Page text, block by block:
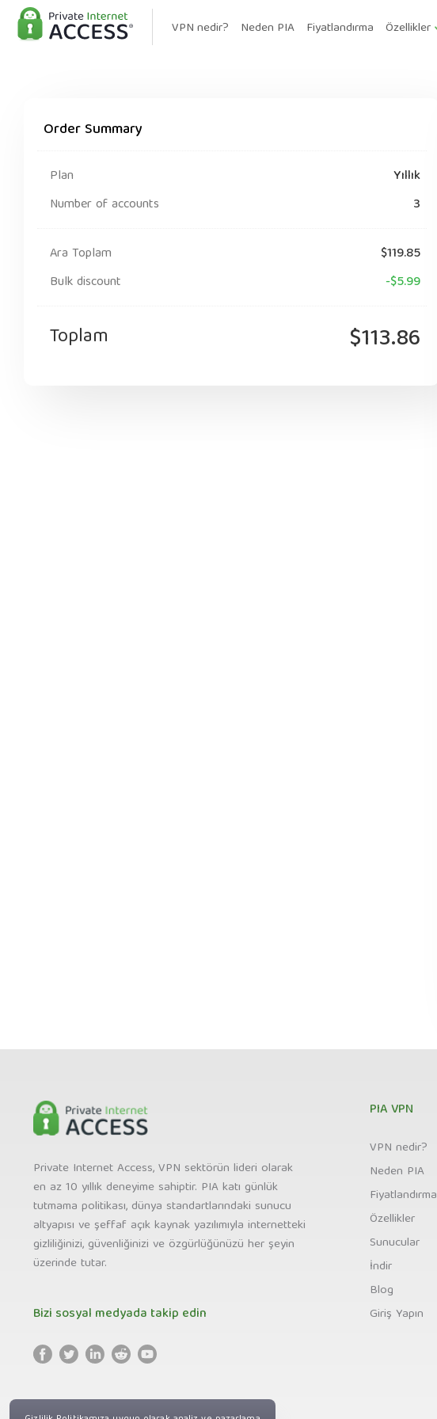
VPN nedir? Neden PIA Fiyatlandırma Özellikler
Order Summary
Plan
Yıllık
Number of accounts
3
Ara Toplam
$119.85
Bulk discount
-$5.99
Toplam $113.86
Private Internet Access, VPN sektörün lideri olarak
en az 10 yıllık deneyime sahiptir. PIA katı günlük
tutmama politikası, dünya standartlarındaki sunucu
altyapısı ve şeffaf açık kaynak yazılımıyla internetteki
gizliliğinizi, güvenliğinizi ve özgürlüğünüzü her şeyin
üzerinde tutar.
Bizi sosyal medyada takip edin
PIA VPN
VPN nedir?
Neden PIA
Fiyatlandırma
Özellikler
Sunucular
İndir
Blog
Giriş Yapın